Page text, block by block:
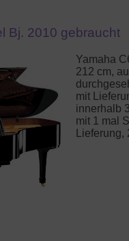
Bj. 2010 gebraucht
Yamaha
212 cm,
mit
innerhalb
mit 1 mal
Lieferung,